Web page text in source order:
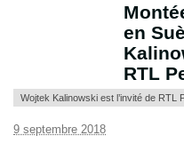
en
RTL
Wojtek Kalinowski est l’invité de RTL
9 septembre 2018